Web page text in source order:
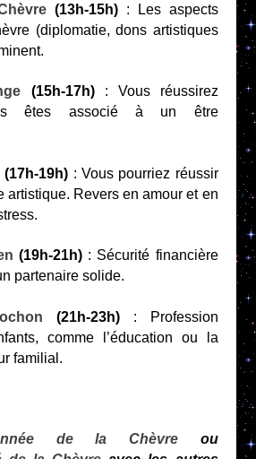
(13h-15h) : Les aspects
(diplomatie, dons artistiques
(15h-17h) : Vous réussirez
êtes associé à un être
(17h-19h) : Vous pourriez réussir
artistique. Revers en amour et en
(19h-21h) : Sécurité financière
partenaire solide.
(21h-23h) : Profession
comme l’éducation ou la
familial.
de la Chèvreou